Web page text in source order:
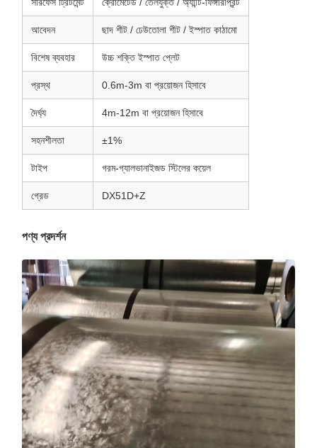
আবেদন ছাদ শীট / ঢেউতোলা শীট / ইস্পাত কাঠামো
বিশেষ ব্যবহার উচ্চ শক্তি ইস্পাত প্লেট
প্রস্থ 0.6m-3m বা প্রয়োজন হিসাবে
দৈর্ঘ্য 4m-12m বা প্রয়োজন হিসাবে
সহনশীলতা ±1%
টাইপ গরম-গ্যালভানাইজড স্টিলের কয়েল
গ্রেড DX51D+Z
পণ্য প্রদর্শন